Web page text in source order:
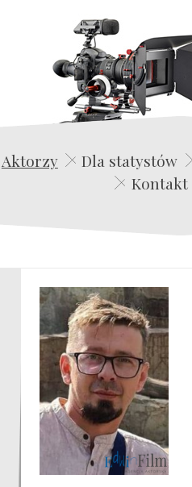
Aktorzy Dla statystów
Kontakt